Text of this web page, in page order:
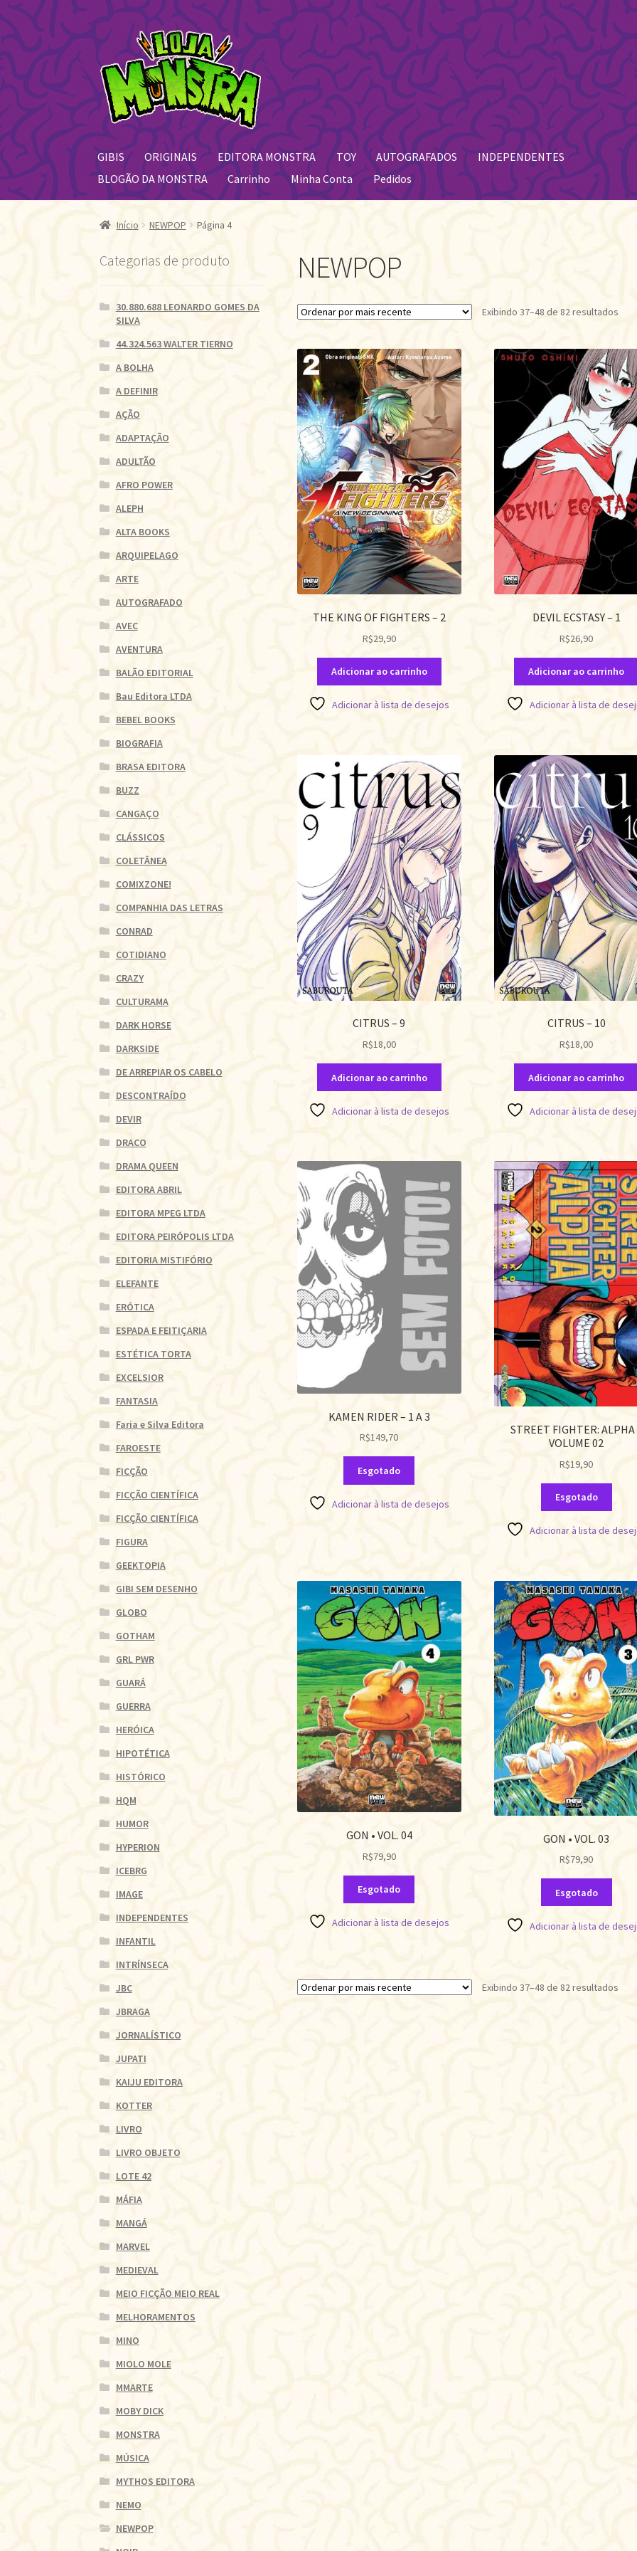
Pular
para
navegação
Pular
para
o
conteúdo
GIBIS ORIGINAIS EDITORA MONSTRA TOY AUTOGRAFADOS
INDEPENDENTES
BLOGÃO DA MONSTRA
Carrinho Minha Conta Pedidos
Início NEWPOP Página 4
NEWPOP
Exibindo 37–48 de 82 resultados
THE KING OF FIGHTERS – 2
R$29,90
Adicionar ao carrinho
Adicionar à lista de desejos
DEVIL ECSTASY – 1
R$26,90
Adicionar ao carrinho
Adicionar à lista de
CITRUS – 9
R$18,00
Adicionar ao carrinho
Adicionar à lista de desejos
CITRUS – 10
R$18,00
Adicionar ao carrinho
Adicionar à lista de
KAMEN RIDER – 1 A 3
R$149,70
Esgotado
Adicionar à lista de desejos
STREET FIGHTER: ALPHA
VOLUME 02
R$19,90
Esgotado
Adicionar à lista de
GON • VOL. 04
R$79,90
Esgotado
Adicionar à lista de desejos
GON • VOL. 03
R$79,90
Esgotado
Adicionar à lista de
Exibindo 37–48 de 82 resultados
Categorias de produto
30.880.688 LEONARDO GOMES DA
SILVA
44.324.563 WALTER TIERNO
A BOLHA
A DEFINIR
AÇÃO
ADAPTAÇÃO
ADULTÃO
AFRO POWER
ALEPH
ALTA BOOKS
ARQUIPELAGO
ARTE
AUTOGRAFADO
AVEC
AVENTURA
BALÃO EDITORIAL
Bau Editora LTDA
BEBEL BOOKS
BIOGRAFIA
BRASA EDITORA
BUZZ
CANGAÇO
CLÁSSICOS
COLETÂNEA
COMIXZONE!
COMPANHIA DAS LETRAS
CONRAD
COTIDIANO
CRAZY
CULTURAMA
DARK HORSE
DARKSIDE
DE ARREPIAR OS CABELO
DESCONTRAÍDO
DEVIR
DRACO
DRAMA QUEEN
EDITORA ABRIL
EDITORA MPEG LTDA
EDITORA PEIRÓPOLIS LTDA
EDITORIA MISTIFÓRIO
ELEFANTE
ERÓTICA
ESPADA E FEITIÇARIA
ESTÉTICA TORTA
EXCELSIOR
FANTASIA
Faria e Silva Editora
FAROESTE
FICÇÃO
FICÇÃO CIENTÍFICA
FICÇÃO CIENTÍFICA
FIGURA
GEEKTOPIA
GIBI SEM DESENHO
GLOBO
GOTHAM
GRL PWR
GUARÁ
GUERRA
HERÓICA
HIPOTÉTICA
HISTÓRICO
HQM
HUMOR
HYPERION
ICEBRG
IMAGE
INDEPENDENTES
INFANTIL
INTRÍNSECA
JBC
JBRAGA
JORNALÍSTICO
JUPATI
KAIJU EDITORA
KOTTER
LIVRO
LIVRO OBJETO
LOTE 42
MÁFIA
MANGÁ
MARVEL
MEDIEVAL
MEIO FICÇÃO MEIO REAL
MELHORAMENTOS
MINO
MIOLO MOLE
MMARTE
MOBY DICK
MONSTRA
MÚSICA
MYTHOS EDITORA
NEMO
NEWPOP